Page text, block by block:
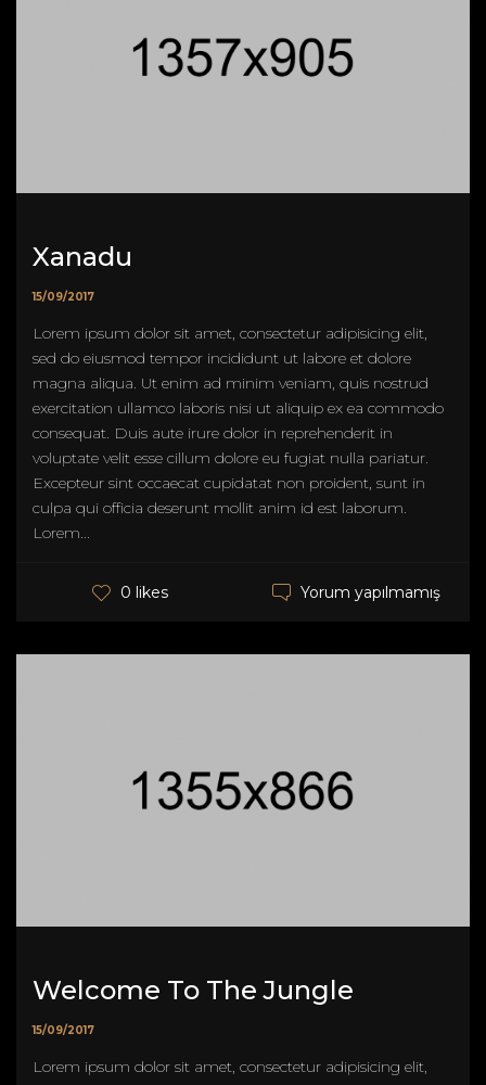
Xanadu
15/09/2017
Lorem ipsum dolor sit amet, consectetur adipisicing elit,
sed do eiusmod tempor incididunt ut labore et dolore
magna aliqua. Ut enim ad minim veniam, quis nostrud
exercitation ullamco laboris nisi ut aliquip ex ea commodo
consequat. Duis aute irure dolor in reprehenderit in
voluptate velit esse cillum dolore eu fugiat nulla pariatur.
Excepteur sint occaecat cupidatat non proident, sunt in
culpa qui officia deserunt mollit anim id est laborum.
Lorem...
0 likes Yorum yapılmamış
Welcome To The Jungle
15/09/2017
Lorem ipsum dolor sit amet, consectetur adipisicing elit,